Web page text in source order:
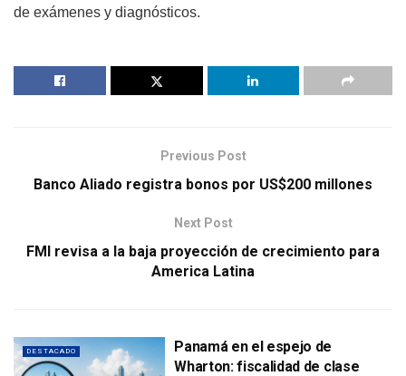
de exámenes y diagnósticos.
Previous Post
Banco Aliado registra bonos por US$200 millones
Next Post
FMI revisa a la baja proyección de crecimiento para
America Latina
DESTACADO
Panamá en el espejo de
Wharton: fiscalidad de clase